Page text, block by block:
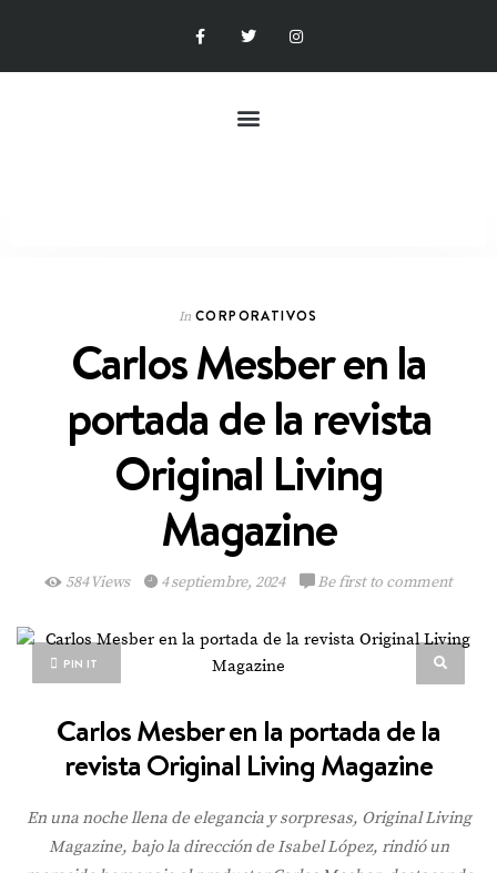
In CORPORATIVOS
Carlos Mesber en la
portada de la revista
Original Living
Magazine
584 Views 4 septiembre, 2024 Be first to comment
PIN IT
Carlos Mesber en la portada de la
revista Original Living Magazine
En una noche llena de elegancia y sorpresas, Original Living
Magazine, bajo la dirección de Isabel López, rindió un